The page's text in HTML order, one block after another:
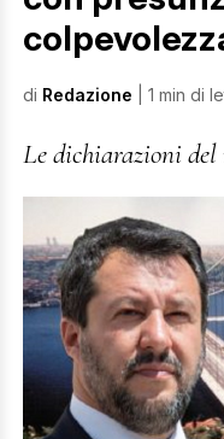
di Redazione | 1 min di
Le dichiarazioni